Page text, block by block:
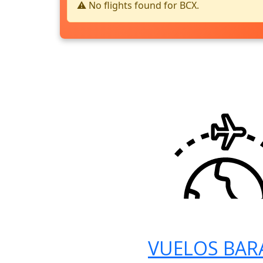
⚠️ No flights found for BCX.
VUELOS